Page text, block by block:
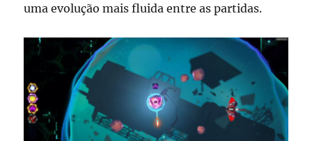
uma evolução mais fluida entre as partidas.